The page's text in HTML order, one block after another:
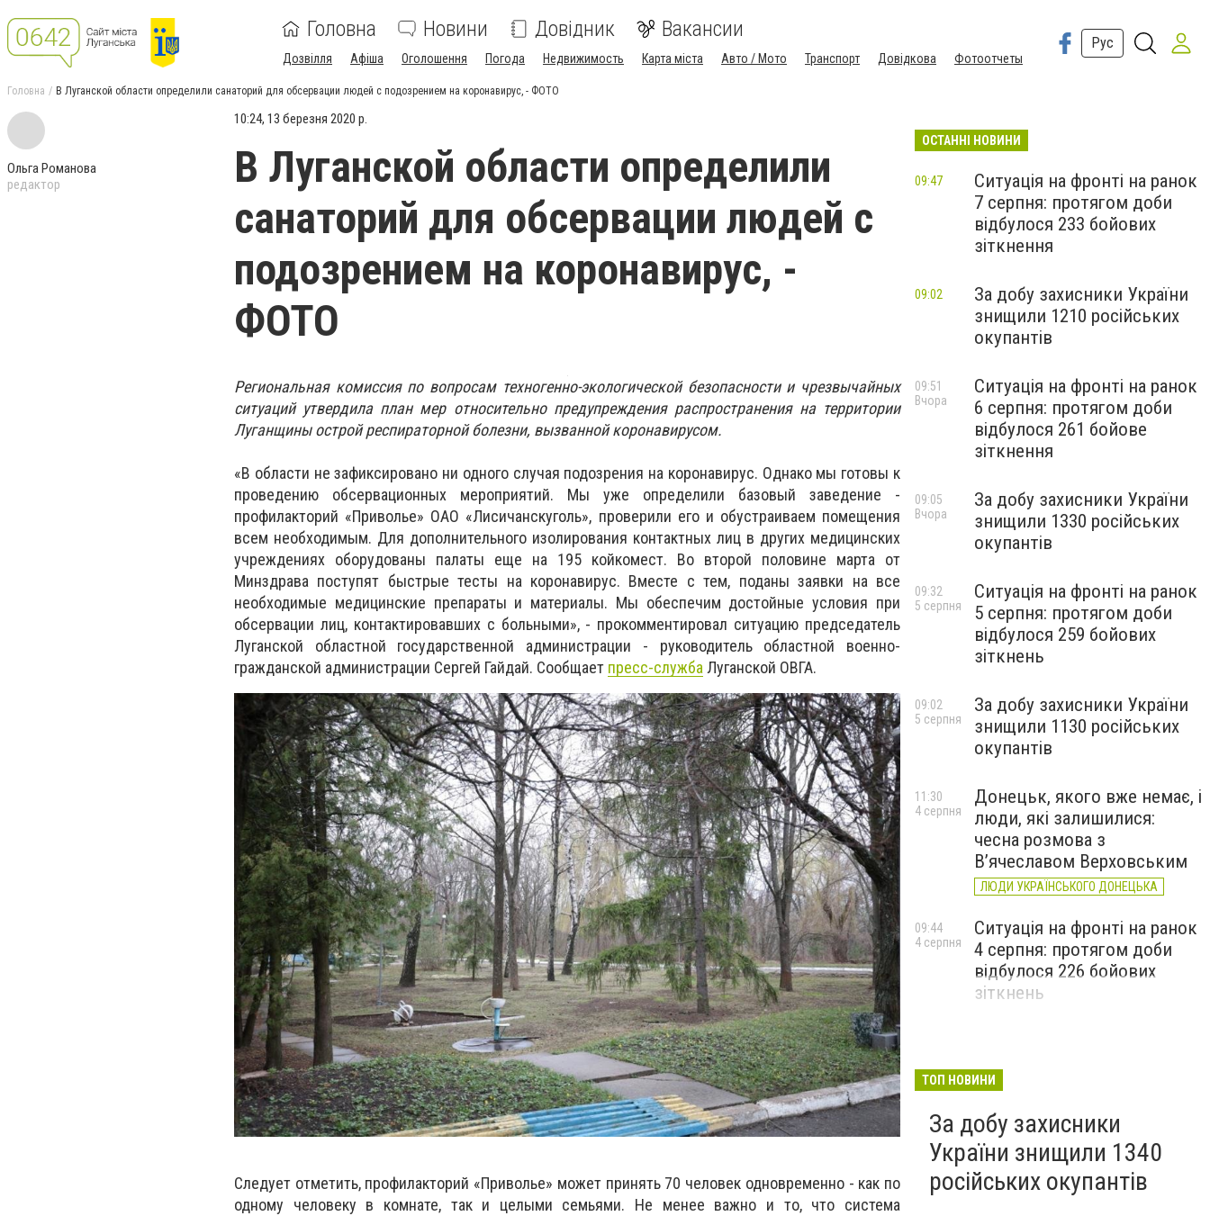
Головна Новини Довідник Вакансии
Дозвілля Афіша Оголошення Погода Недвижимость Карта міста Авто / Мото Транспорт Довідкова Фотоотчеты
Рус
Головна В Луганской области определили санаторий для обсервации людей с подозрением на коронавирус, - ФОТО
Ольга Романова
редактор
10:24, 13 березня 2020 р.
В Луганской области определили
санаторий для обсервации людей с
подозрением на коронавирус, -
ФОТО
Региональная комиссия по вопросам техногенно-экологической безопасности и чрезвычайных
ситуаций утвердила план мер относительно предупреждения распространения на территории
Луганщины острой респираторной болезни, вызванной коронавирусом.
«В области не зафиксировано ни одного случая подозрения на коронавирус. Однако мы готовы к
проведению обсервационных мероприятий. Мы уже определили базовый заведение -
профилакторий «Приволье» ОАО «Лисичанскуголь», проверили его и обустраиваем помещения
всем необходимым. Для дополнительного изолирования контактных лиц в других медицинских
учреждениях оборудованы палаты еще на 195 койкомест. Во второй половине марта от
Минздрава поступят быстрые тесты на коронавирус. Вместе с тем, поданы заявки на все
необходимые медицинские препараты и материалы. Мы обеспечим достойные условия при
обсервации лиц, контактировавших с больными», - прокомментировал ситуацию председатель
Луганской областной государственной администрации - руководитель областной военно-
гражданской администрации Сергей Гайдай. Сообщает пресс-служба Луганской ОВГА.
Следует отметить, профилакторий «Приволье» может принять 70 человек одновременно - как по
одному человеку в комнате, так и целыми семьями. Не менее важно и то, что система
ОСТАННІ НОВИНИ
Ситуація на фронті на ранок
7 серпня: протягом доби
відбулося 233 бойових
зіткнення
09:47
За добу захисники України
знищили 1210 російських
окупантів
09:02
Ситуація на фронті на ранок
6 серпня: протягом доби
відбулося 261 бойове
зіткнення
09:51
Вчора
За добу захисники України
знищили 1330 російських
окупантів
09:05
Вчора
Ситуація на фронті на ранок
5 серпня: протягом доби
відбулося 259 бойових
зіткнень
09:32
5 серпня
За добу захисники України
знищили 1130 російських
окупантів
09:02
5 серпня
Донецьк, якого вже немає, і
люди, які залишилися:
чесна розмова з
В’ячеславом Верховським
ЛЮДИ УКРАЇНСЬКОГО ДОНЕЦЬКА
11:30
4 серпня
Ситуація на фронті на ранок
4 серпня: протягом доби
відбулося 226 бойових
зіткнень
09:44
4 серпня
ТОП НОВИНИ
За добу захисники
України знищили 1340
російських окупантів